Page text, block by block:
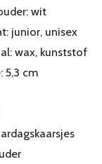
wit
junior, unisex
wax, kunststof
5,3 cm